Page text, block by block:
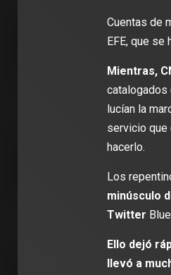
Cuentas de
EFE, que
Mientras,
catalogados
lucían la
servicio que
hacerlo.
Los
minúsculo
Twitter
Ello dejó
llevó a